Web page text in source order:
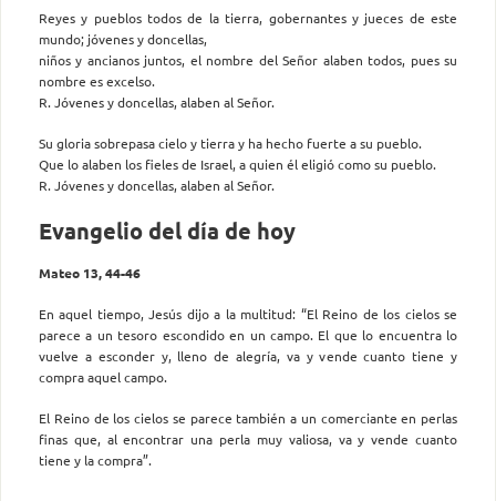
Reyes y pueblos todos de la tierra, gobernantes y jueces de este
mundo; jóvenes y doncellas,
niños y ancianos juntos, el nombre del Señor alaben todos, pues su
nombre es excelso.
R. Jóvenes y doncellas, alaben al Señor.
Su gloria sobrepasa cielo y tierra y ha hecho fuerte a su pueblo.
Que lo alaben los fieles de Israel, a quien él eligió como su pueblo.
R. Jóvenes y doncellas, alaben al Señor.
Evangelio del día de hoy
Mateo 13, 44-46
En aquel tiempo, Jesús dijo a la multitud: “El Reino de los cielos se
parece a un tesoro escondido en un campo. El que lo encuentra lo
vuelve a esconder y, lleno de alegría, va y vende cuanto tiene y
compra aquel campo.
El Reino de los cielos se parece también a un comerciante en perlas
finas que, al encontrar una perla muy valiosa, va y vende cuanto
tiene y la compra”.